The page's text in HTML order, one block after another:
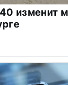
изменит